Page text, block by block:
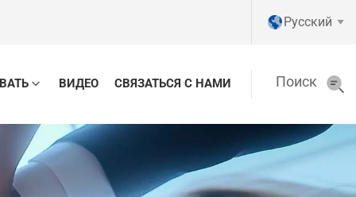
Pусский
English
Pусский
ВИДЕО СВЯЗАТЬСЯ С НАМИ Поиск